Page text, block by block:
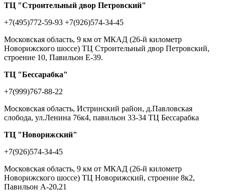
ТЦ "Строительный двор Петровский"
+7(495)772-59-93 +7(926)574-34-45
Московская область, 9 км от МКАД (26-й километр
Новорижского шоссе) ТЦ Строительный двор Петровский,
строение 10, Павильон Е-39.
ТЦ "Бессарабка"
+7(999)767-88-22
Московская область, Истринский район, д.Павловская
слобода, ул.Ленина 76к4, павильон 33-34 ТЦ Бессарабка
ТЦ "Новорижский"
+7(926)574-34-45
Московская область, 9 км от МКАД (26-й километр
Новорижского шоссе) ТЦ Новорижский, строение 8к2,
Павильон А-20,21